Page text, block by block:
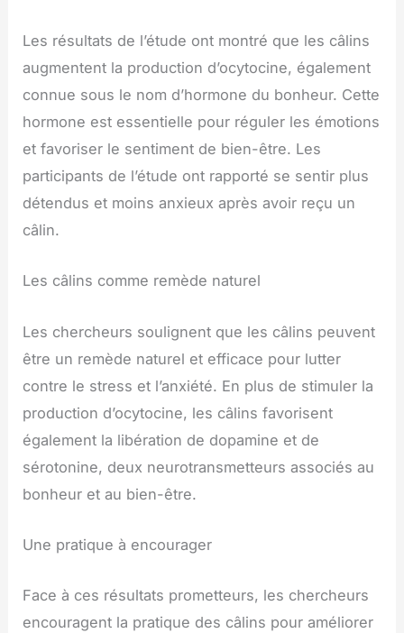
Les résultats de l’étude ont montré que les câlins
augmentent la production d’ocytocine, également
connue sous le nom d’hormone du bonheur. Cette
hormone est essentielle pour réguler les émotions
et favoriser le sentiment de bien-être. Les
participants de l’étude ont rapporté se sentir plus
détendus et moins anxieux après avoir reçu un
câlin.
Les câlins comme remède naturel
Les chercheurs soulignent que les câlins peuvent
être un remède naturel et efficace pour lutter
contre le stress et l’anxiété. En plus de stimuler la
production d’ocytocine, les câlins favorisent
également la libération de dopamine et de
sérotonine, deux neurotransmetteurs associés au
bonheur et au bien-être.
Une pratique à encourager
Face à ces résultats prometteurs, les chercheurs
encouragent la pratique des câlins pour améliorer